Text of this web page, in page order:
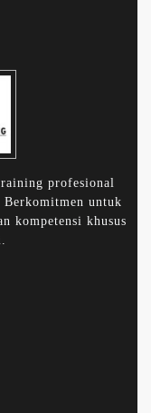
profesional
untuk
kompetensi khusus